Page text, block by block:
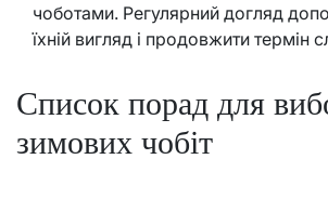
чоботами. Регулярний догляд
їхній вигляд і продовжити термін
Список порад для
зимових чобіт